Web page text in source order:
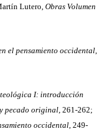
Lutero, Obras Volumen
el pensamiento occidental
I: introducción
pecado original , 261-262;
occidental , 249-